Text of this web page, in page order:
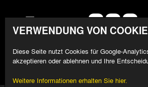
VERWENDUNG VON
Diese Seite nutzt Cookies für Google-
akzeptieren oder ablehnen und Ihre
Weitere Informationen erhalten Sie hier.